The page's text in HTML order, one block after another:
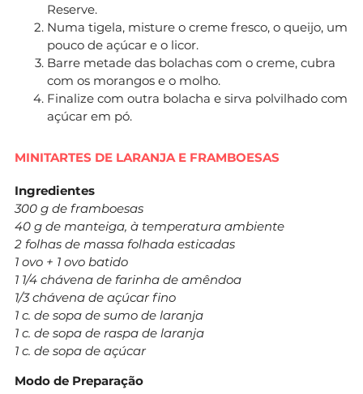
Reserve.
Numa tigela, misture o creme fresco, o queijo, um
pouco de açúcar e o licor.
Barre metade das bolachas com o creme, cubra
com os morangos e o molho.
Finalize com outra bolacha e sirva polvilhado com
açúcar em pó.
MINITARTES DE LARANJA E FRAMBOESAS
Ingredientes
300 g de framboesas
40 g de manteiga, à temperatura ambiente
2 folhas de massa folhada esticadas
1 ovo + 1 ovo batido
1 1/4 chávena de farinha de amêndoa
1/3 chávena de açúcar fino
1 c. de sopa de sumo de laranja
1 c. de sopa de raspa de laranja
1 c. de sopa de açúcar
Modo de Preparação